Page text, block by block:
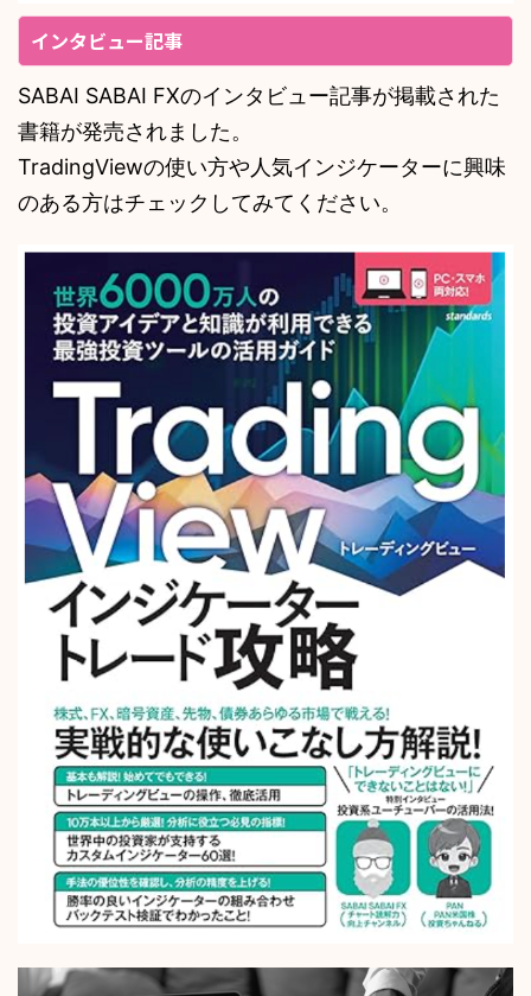
インタビュー記事
SABAI SABAI FXのインタビュー記事が掲載された
書籍が発売されました。
TradingViewの使い方や人気インジケーターに興味
のある方はチェックしてみてください。